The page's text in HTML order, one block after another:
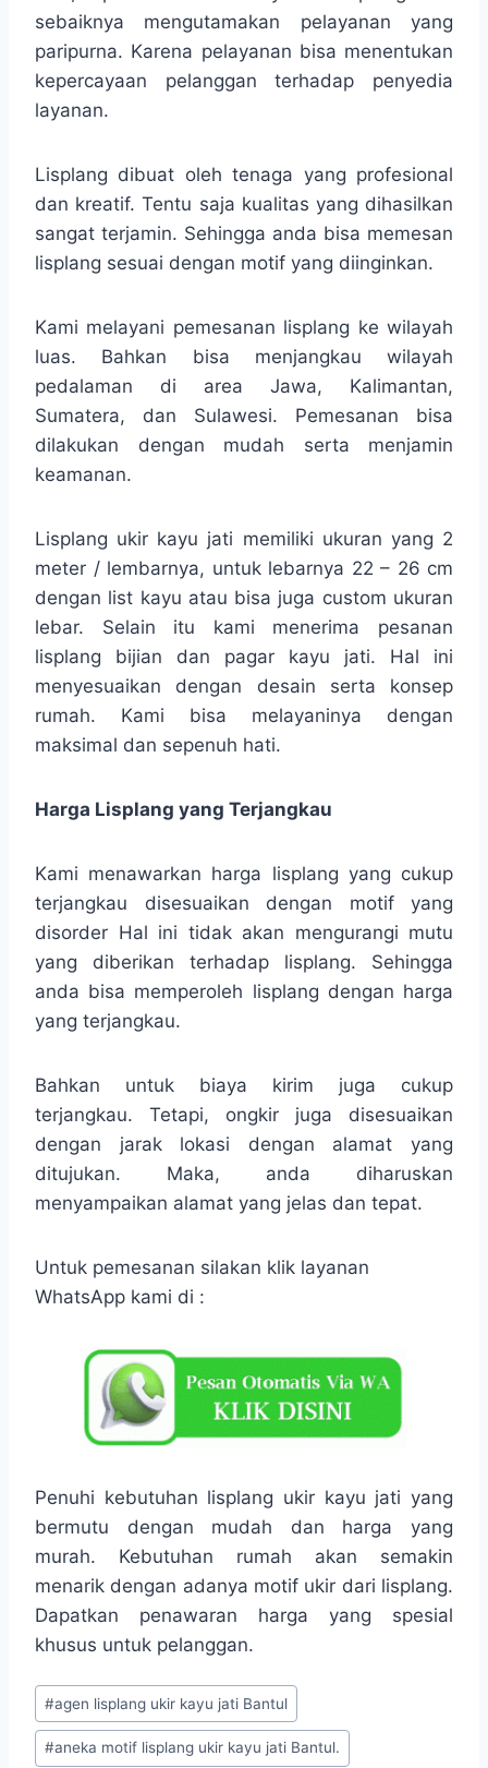
sebaiknya mengutamakan pelayanan yang
paripurna. Karena pelayanan bisa menentukan
kepercayaan pelanggan terhadap penyedia
layanan.
Lisplang dibuat oleh tenaga yang profesional
dan kreatif. Tentu saja kualitas yang dihasilkan
sangat terjamin. Sehingga anda bisa memesan
lisplang sesuai dengan motif yang diinginkan.
Kami melayani pemesanan lisplang ke wilayah
luas. Bahkan bisa menjangkau wilayah
pedalaman di area Jawa, Kalimantan,
Sumatera, dan Sulawesi. Pemesanan bisa
dilakukan dengan mudah serta menjamin
keamanan.
Lisplang ukir kayu jati memiliki ukuran yang 2
meter / lembarnya, untuk lebarnya 22 – 26 cm
dengan list kayu atau bisa juga custom ukuran
lebar. Selain itu kami menerima pesanan
lisplang bijian dan pagar kayu jati. Hal ini
menyesuaikan dengan desain serta konsep
rumah. Kami bisa melayaninya dengan
maksimal dan sepenuh hati.
Harga Lisplang yang Terjangkau
Kami menawarkan harga lisplang yang cukup
terjangkau disesuaikan dengan motif yang
disorder Hal ini tidak akan mengurangi mutu
yang diberikan terhadap lisplang. Sehingga
anda bisa memperoleh lisplang dengan harga
yang terjangkau.
Bahkan untuk biaya kirim juga cukup
terjangkau. Tetapi, ongkir juga disesuaikan
dengan jarak lokasi dengan alamat yang
ditujukan. Maka, anda diharuskan
menyampaikan alamat yang jelas dan tepat.
Untuk pemesanan silakan klik layanan
WhatsApp kami di :
Penuhi kebutuhan lisplang ukir kayu jati yang
bermutu dengan mudah dan harga yang
murah. Kebutuhan rumah akan semakin
menarik dengan adanya motif ukir dari lisplang.
Dapatkan penawaran harga yang spesial
khusus untuk pelanggan.
#agen lisplang ukir kayu jati Bantul
#aneka motif lisplang ukir kayu jati Bantul.